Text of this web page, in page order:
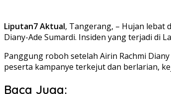
Liputan7 Aktual, Tangerang, – Hujan lebat
Diany-Ade Sumardi. Insiden yang terjadi di
Panggung roboh setelah Airin Rachmi
peserta kampanye terkejut dan berlarian,
Baca Juga: